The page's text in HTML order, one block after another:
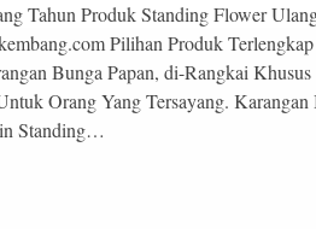
Tahun Produk Standing Flower
Pilihan Produk
Bunga Papan, di-Rangkai
Orang Yang Tersayang.
Standing…